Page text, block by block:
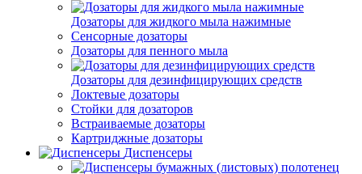
Дозаторы для жидкого мыла нажимные
Сенсорные дозаторы
Дозаторы для пенного мыла
Дозаторы для дезинфицирующих средств
Локтевые дозаторы
Стойки для дозаторов
Встраиваемые дозаторы
Картриджные дозаторы
Диспенсеры